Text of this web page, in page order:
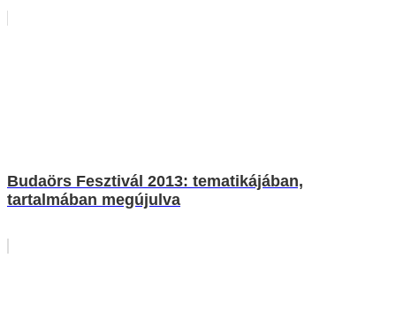
Budaörs Fesztivál 2013: tematikájában,
tartalmában megújulva